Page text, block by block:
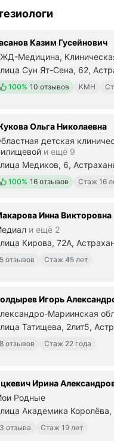
Казим Гусейнович
Медицина,
Сун Ят-Сена, 62,
Положительных отзывов
100% 10 отзывов КМН
Ольга Николаевна
детская
и ещё 9
Медиков, 6,
Положительных отзывов
100% 16 отзывов Стаж 16
Инна Викторовна
и ещё 2
Кирова, 72А,
5 отзывов Стаж 45 лет
Игорь
Мариинская
Татищева, 2лит5,
8 отзывов Стаж 22 года
Ирина
Родные
Академика Королёва,
3 отзыва Стаж 19 лет